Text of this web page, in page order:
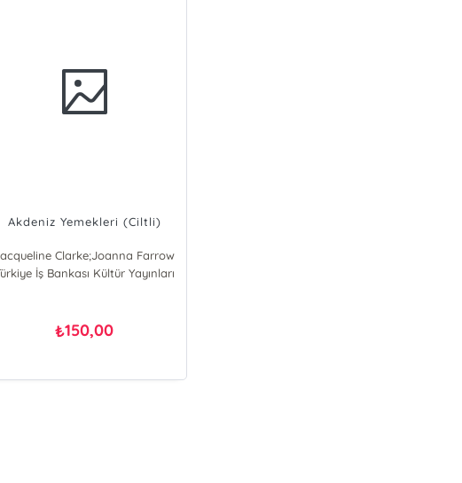
Akdeniz Yemekleri (Ciltli)
Clarke;Joanna Farrow
Jacqueline Clarke
İş Bankası Kültür Yayınları
₺150,00